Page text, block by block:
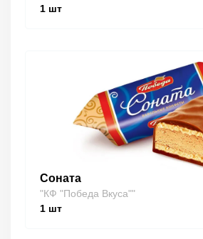
1 шт
Соната
"КФ "Победа Вкуса""
1 шт